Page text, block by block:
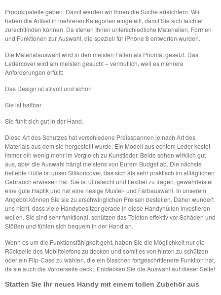
Produktpalette geben. Damit werden wir Ihnen die Suche erleichtern. Wir
haben die Artikel in mehreren Kategorien eingeteilt, damit Sie sich leichter
zurechtfinden können. Da stehen Ihnen unterschiedliche Materialien, Formen
und Funktionen zur Auswahl, die speziell für iPhone 8 entworfen wurden.
Die Materialauswahl wird in den meisten Fällen als Priorität gesetzt. Das
Ledercover wird am meisten gesucht – vermutlich, weil es mehrere
Anforderungen erfüllt:
Das Design ist stilvoll und schön
Sie ist haltbar
Sie fühlt sich gut in der Hand.
Diese Art des Schutzes hat verschiedene Preisspannen je nach Art des
Materials aus dem sie hergestellt wurde. Ein Modell aus echtem Leder kostet
immer ein wenig mehr im Vergleich zu Kunstleder. Beide sehen wirklich gut
aus, aber die Auswahl hängt meistens von Eurem Budget ab. Die nächste
beliebte Hülle ist unser Silikoncover, das sich als sehr praktisch im alltäglichen
Gebrauch erwiesen hat. Sie ist ultraleicht und flexibel zu tragen, gewährleistet
eine gute Haptik und hat eine riesige Muster- und Farbauswahl. In unserem
Angebot können Sie sie zu erschwinglichen Preisen bestellen. Daher wundert
uns nicht, dass viele Handybesitzer gerade in diese Handyhüllen investieren
wollen. Sie sind sehr funktional, schützen das Telefon effektiv vor Schäden und
Stößen und fühlen sich bequem in der Hand an.
Wenn es um die Funktionsfähigkeit geht, haben Sie die Möglichkeit nur die
Rückseite des Mobiltelefons zu decken und somit es von hinten zu schützen
oder ein Flip-Case zu wählen, die ein bisschen fortgeschrittenere Funktion hat,
da sie auch die Vorderseite deckt. Entdecken Sie die Auswahl auf dieser Seite!
Statten Sie Ihr neues Handy mit einem tollen Zubehör aus